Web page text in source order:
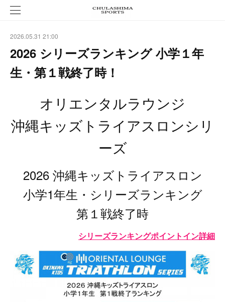
2026.05.31 21:00
2026 シリーズランキング 小学１年
生・第１戦終了時！
オリエンタルラウンジ
沖縄キッズトライアスロンシリ
ーズ
2026 沖縄キッズトライアスロン
小学1年生・シリーズランキング
第１戦終了時
シリーズランキングポイントイン詳細